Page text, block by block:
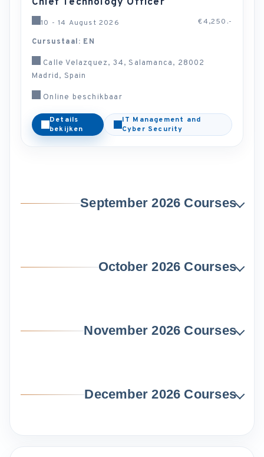
10 - 14 August 2026 €4,250.-
Cursustaal: EN
Calle Velazquez, 34, Salamanca, 28002
Madrid, Spain
Online beschikbaar
Details
bekijken
IT Management and
Cyber Security
September 2026 Courses
October 2026 Courses
November 2026 Courses
December 2026 Courses